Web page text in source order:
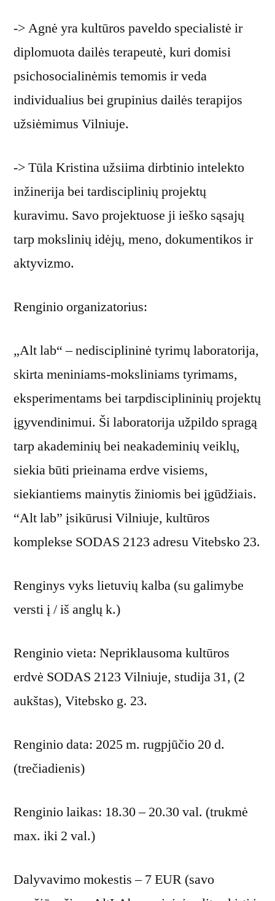
-> Agnė yra kultūros paveldo specialistė ir
diplomuota dailės terapeutė, kuri domisi
psichosocialinėmis temomis ir veda
individualius bei grupinius dailės terapijos
užsiėmimus Vilniuje.
-> Tūla Kristina užsiima dirbtinio intelekto
inžinerija bei tardisciplinių projektų
kuravimu. Savo projektuose ji ieško sąsajų
tarp mokslinių idėjų, meno, dokumentikos ir
aktyvizmo.
Renginio organizatorius:
„Alt lab“ – nedisciplininė tyrimų laboratorija,
skirta meniniams-moksliniams tyrimams,
eksperimentams bei tarpdisciplininių projektų
įgyvendinimui. Ši laboratorija užpildo spragą
tarp akademinių bei neakademinių veiklų,
siekia būti prieinama erdve visiems,
siekiantiems mainytis žiniomis bei įgūdžiais.
“Alt lab” įsikūrusi Vilniuje, kultūros
komplekse SODAS 2123 adresu Vitebsko 23.
Renginys vyks lietuvių kalba (su galimybe
versti į / iš anglų k.)
Renginio vieta: Nepriklausoma kultūros
erdvė SODAS 2123 Vilniuje, studija 31, (2
aukštas), Vitebsko g. 23.
Renginio data: 2025 m. rugpjūčio 20 d.
(trečiadienis)
Renginio laikas: 18.30 – 20.30 val. (trukmė
max. iki 2 val.)
Dalyvavimo mokestis – 7 EUR (savo